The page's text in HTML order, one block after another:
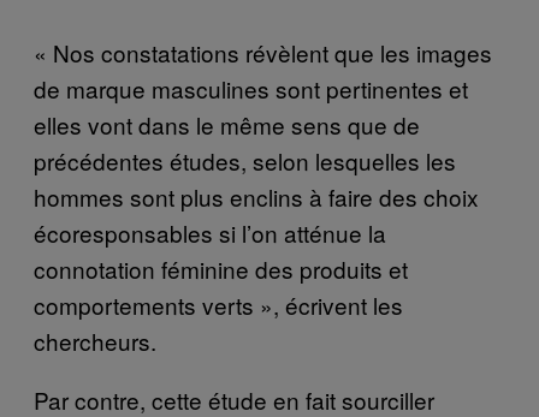
« Nos constatations révèlent que les images
de marque masculines sont pertinentes et
elles vont dans le même sens que de
précédentes études, selon lesquelles les
hommes sont plus enclins à faire des choix
écoresponsables si l’on atténue la
connotation féminine des produits et
comportements verts », écrivent les
chercheurs.
Par contre, cette étude en fait sourciller